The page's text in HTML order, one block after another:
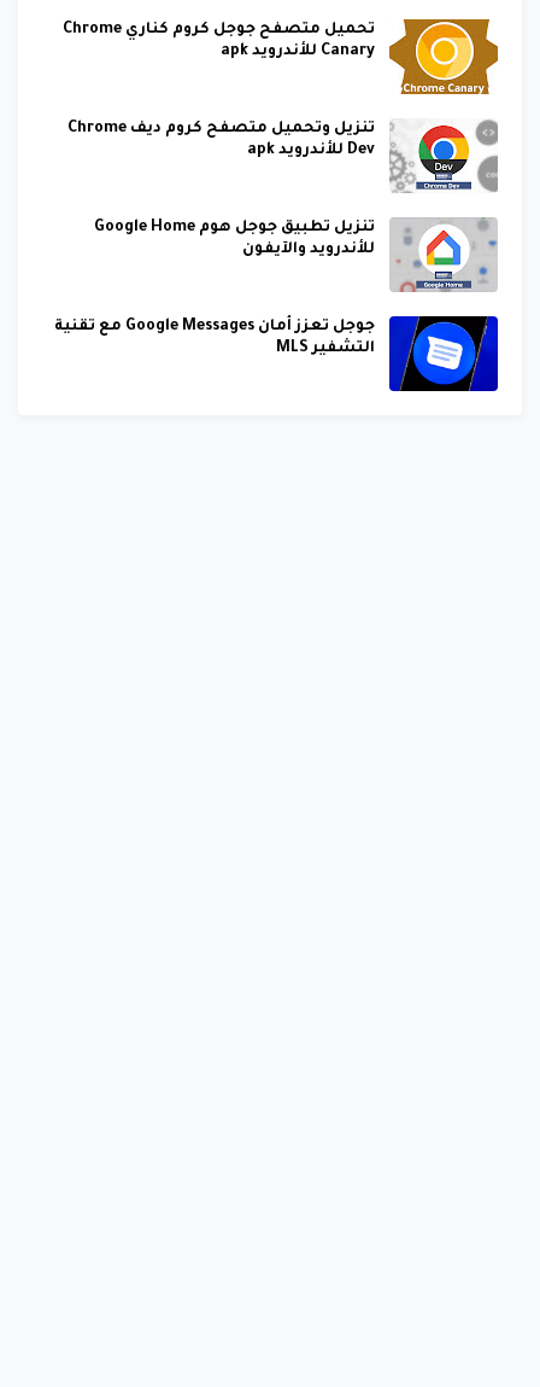
تحميل متصفح جوجل كروم كناري Chrome
Canary للأندرويد apk
تنزيل وتحميل متصفح كروم ديف Chrome
Dev للأندرويد apk
تنزيل تطبيق جوجل هوم Google Home
للأندرويد والآيفون
جوجل تعزز أمان Google Messages مع تقنية
التشفير MLS